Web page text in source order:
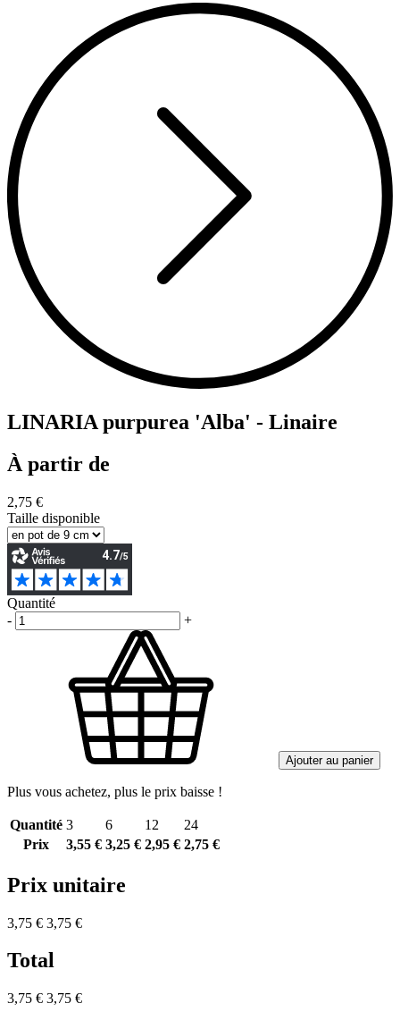
LINARIA purpurea 'Alba' - Linaire
À partir de
2,75 €
Taille disponible
Quantité
-
+
Ajouter au panier
Plus vous achetez, plus le prix baisse !
Quantité 3 6 12
24
Prix
3,55 € 3,25 € 2,95 € 2,75 €
Prix unitaire
3,75 € 3,75 €
Total
3,75 € 3,75 €